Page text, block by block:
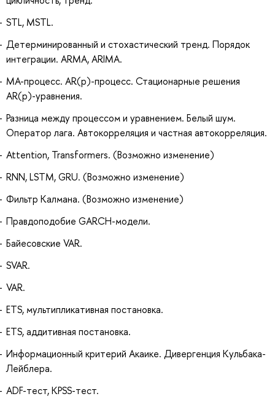
STL, MSTL.
Детерминированный и стохастический тренд. Порядок
интеграции. ARMA, ARIMA.
MA-процесс. AR(p)-процесс. Стационарные решения
AR(p)-уравнения.
Разница между процессом и уравнением. Белый шум.
Оператор лага. Автокорреляция и частная автокорреляция.
Attention, Transformers. (Возможно изменение)
RNN, LSTM, GRU. (Возможно изменение)
Фильтр Калмана. (Возможно изменение)
Правдоподобие GARCH-модели.
Байесовские VAR.
SVAR.
VAR.
ETS, мультипликативная постановка.
ETS, аддитивная постановка.
Информационный критерий Акаике. Дивергенция Кульбака-
Лейблера.
ADF-тест, KPSS-тест.